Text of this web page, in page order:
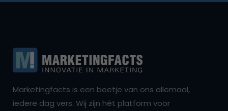
Marketingfacts is een beetje van ons allemaal,
iedere dag vers. Wij zijn hét platform voor